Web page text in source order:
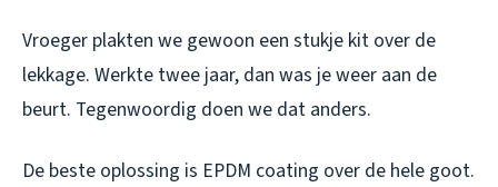
Vroeger plakten we gewoon een stukje kit over de
lekkage. Werkte twee jaar, dan was je weer aan de
beurt. Tegenwoordig doen we dat anders.
De beste oplossing is EPDM coating over de hele goot.